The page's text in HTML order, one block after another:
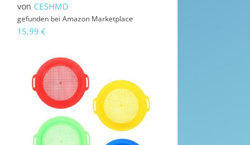
von CESHMD
gefunden bei Amazon Marketplace
15,99 €